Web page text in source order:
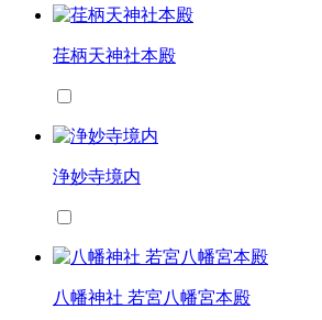
荏柄天神社本殿
浄妙寺境内
八幡神社 若宮八幡宮本殿